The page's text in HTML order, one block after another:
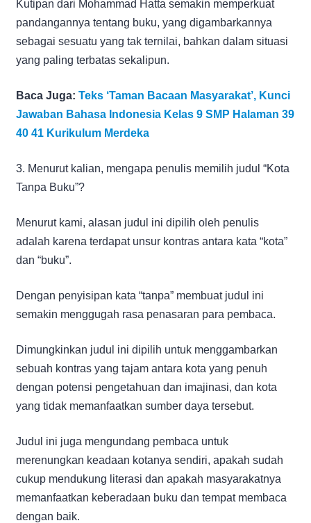
Kutipan dari Mohammad Hatta semakin memperkuat
pandangannya tentang buku, yang digambarkannya
sebagai sesuatu yang tak ternilai, bahkan dalam situasi
yang paling terbatas sekalipun.
Baca Juga: Teks ‘Taman Bacaan Masyarakat’, Kunci
Jawaban Bahasa Indonesia Kelas 9 SMP Halaman 39
40 41 Kurikulum Merdeka
3. Menurut kalian, mengapa penulis memilih judul “Kota
Tanpa Buku”?
Menurut kami, alasan judul ini dipilih oleh penulis
adalah karena terdapat unsur kontras antara kata “kota”
dan “buku”.
Dengan penyisipan kata “tanpa” membuat judul ini
semakin menggugah rasa penasaran para pembaca.
Dimungkinkan judul ini dipilih untuk menggambarkan
sebuah kontras yang tajam antara kota yang penuh
dengan potensi pengetahuan dan imajinasi, dan kota
yang tidak memanfaatkan sumber daya tersebut.
Judul ini juga mengundang pembaca untuk
merenungkan keadaan kotanya sendiri, apakah sudah
cukup mendukung literasi dan apakah masyarakatnya
memanfaatkan keberadaan buku dan tempat membaca
dengan baik.